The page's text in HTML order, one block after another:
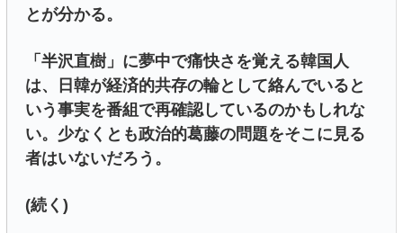
とが分かる。
「半沢直樹」に夢中で痛快さを覚える韓国人
は、日韓が経済的共存の輪として絡んでいると
いう事実を番組で再確認しているのかもしれな
い。少なくとも政治的葛藤の問題をそこに見る
者はいないだろう。
(続く)